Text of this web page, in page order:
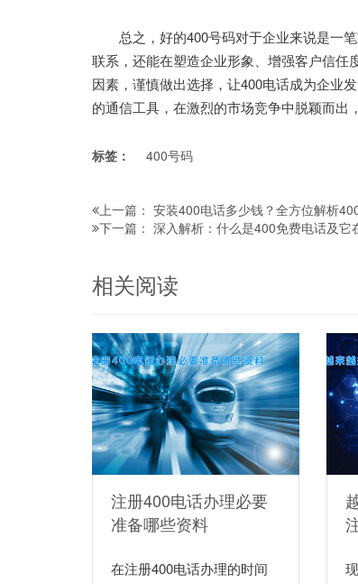
总之，好的400号码对于企业来说是一笔
联系，还能在塑造企业形象、增强客户信任
因素，谨慎做出选择，让400电话成为企业
的通信工具，在激烈的市场竞争中脱颖而出
标签： 400号码
上一篇： 安装400电话多少钱？全方位解析
下一篇： 深入解析：什么是400免费电话及它
相关阅读
注册400电话办理必要
准备哪些资料
在注册400电话办理的时间